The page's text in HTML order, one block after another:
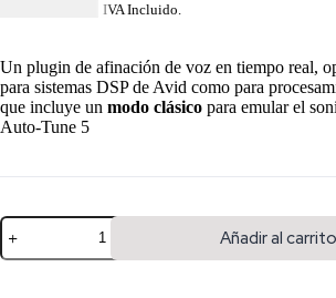
IVA Incluido.
Un plugin de afinación de voz en tiempo real,
para sistemas DSP de Avid como para
que incluye un modo clásico para emular el
Auto‑Tune 5
Añadir al carrito